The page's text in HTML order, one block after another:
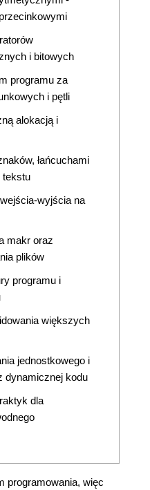
i bitowych
programu za
i pętli
alokacją i
łańcuchami
tekstu
wyjścia na
makr oraz
plików
programu i
większych
jednostkowego i
dynamicznej kodu
dla
programowania, więc